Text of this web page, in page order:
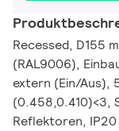
Recessed, D155
(RAL9006),
extern (Ein/Aus),
(0.458,0.410)<3,
Reflektoren,